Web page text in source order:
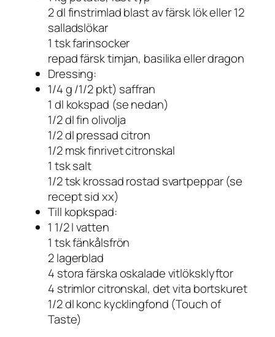
2 dl finstrimlad blast av färsk lök eller 12
salladslökar
1 tsk farinsocker
repad färsk timjan, basilika eller dragon
Dressing:
1/4 g /1/2 pkt) saffran
1 dl kokspad (se nedan)
1/2 dl fin olivolja
1/2 dl pressad citron
1/2 msk finrivet citronskal
1 tsk salt
1/2 tsk krossad rostad svartpeppar (se
recept sid xx)
Till kopkspad:
1 1/2 l vatten
1 tsk fänkålsfrön
2 lagerblad
4 stora färska oskalade vitlöksklyftor
4 strimlor citronskal, det vita bortskuret
1/2 dl konc kycklingfond (Touch of
Taste)